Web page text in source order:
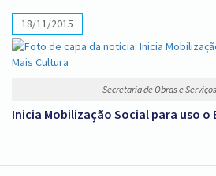
18/11/2015
Secretaria de Obras e
Inicia Mobilização Social para uso o